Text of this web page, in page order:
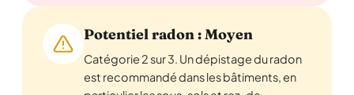
Potentiel radon : Moyen
Catégorie 2 sur 3. Un dépistage du radon
est recommandé dans les bâtiments, en